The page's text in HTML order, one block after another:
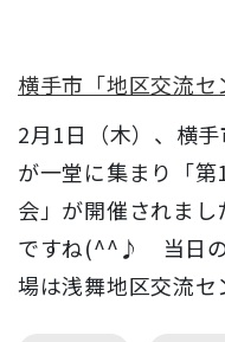
横手市「地区交流
2月1日（木）、横
が一堂に集まり「
会」が開催されま
ですね(^^♪ 当日
場は浅舞地区交流